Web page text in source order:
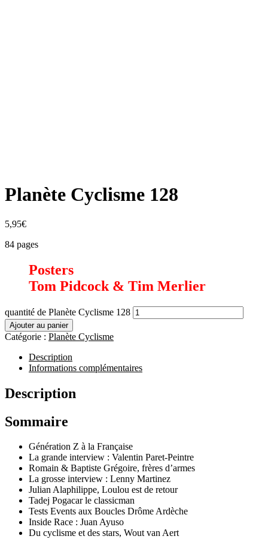
Planète Cyclisme 128
5,95€
84 pages
Posters
Tom Pidcock & Tim Merlier
quantité de Planète Cyclisme 128
Ajouter au panier
Catégorie : Planète Cyclisme
Description
Informations complémentaires
Description
Sommaire
Génération Z à la Française
La grande interview : Valentin Paret-Peintre
Romain & Baptiste Grégoire, frères d’armes
La grosse interview : Lenny Martinez
Julian Alaphilippe, Loulou est de retour
Tadej Pogacar le classicman
Tests Events aux Boucles Drôme Ardèche
Inside Race : Juan Ayuso
Du cyclisme et des stars, Wout van Aert